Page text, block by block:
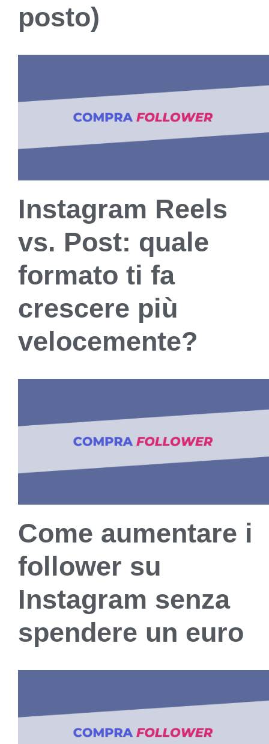
posto)
Instagram Reels
vs. Post: quale
formato ti fa
crescere più
velocemente?
Come aumentare i
follower su
Instagram senza
spendere un euro